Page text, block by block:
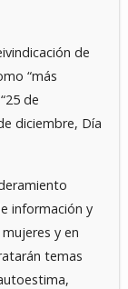
de
“más
de
diciembre, Día
información y
y en
temas